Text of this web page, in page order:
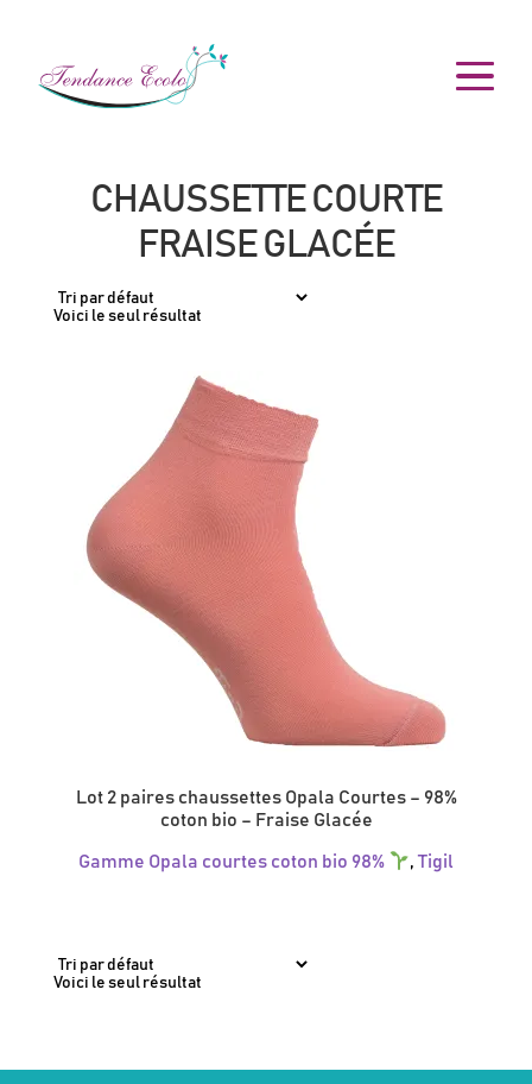
CHAUSSETTE COURTE
FRAISE GLACÉE
Voici le seul résultat
Lot 2 paires chaussettes Opala Courtes – 98%
coton bio – Fraise Glacée
Gamme Opala courtes coton bio 98% ,Tigil
variations.
Voici le seul résultat